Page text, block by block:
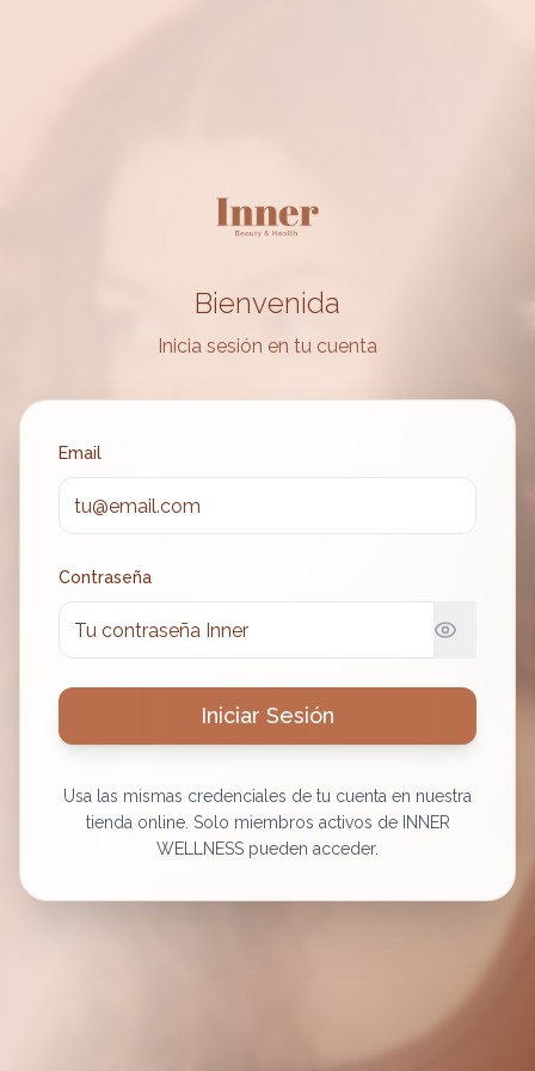
Bienvenida
Inicia sesión en tu cuenta
Email
Contraseña
Iniciar Sesión
Usa las mismas credenciales de tu cuenta en nuestra
tienda online. Solo miembros activos de INNER
WELLNESS pueden acceder.